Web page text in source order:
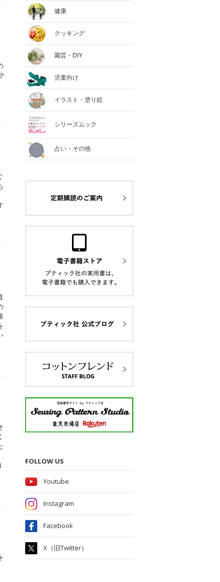
健康
クッキング
園芸・DIY
児童向け
イラスト・塗り絵
シリーズムック
占い・その他
FOLLOW US
Youtube
Instagram
Facebook
X（旧Twitter）